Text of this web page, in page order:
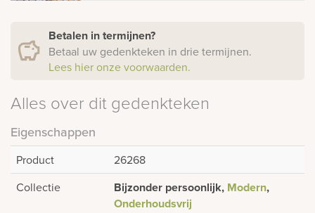
Betalen in termijnen?
Betaal uw gedenkteken in drie termijnen.
Lees hier onze voorwaarden.
Alles over dit gedenkteken
Eigenschappen
Product
26268
Collectie
Bijzonder persoonlijk, Modern,
Onderhoudsvrij